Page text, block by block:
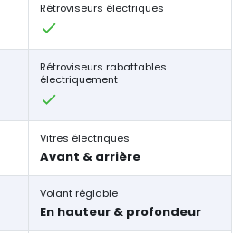
Rétroviseurs électriques
Rétroviseurs rabattables
électriquement
Vitres électriques
Avant & arrière
Volant réglable
En hauteur & profondeur